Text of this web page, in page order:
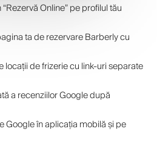
Online” pe profilul tău
ta de rezervare Barberly cu
locații de frizerie cu link-uri separate
a recenziilor Google după
Google în aplicația mobilă și pe